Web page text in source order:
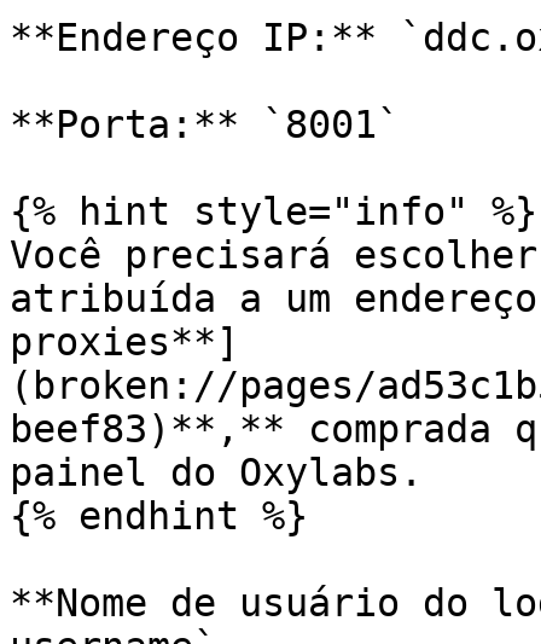
**Endereço IP:**
**Porta:** `8001`
{% hint style="info" %}
Você precisará
atribuída a um
proxies**]
(broken://pages/
beef83)**,** comprada
painel do Oxylabs.
{% endhint %}
**Nome de usuário do